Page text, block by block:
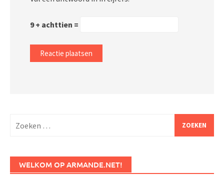
9 + achttien =
naar:
WELKOM OP ARMANDE.NET!